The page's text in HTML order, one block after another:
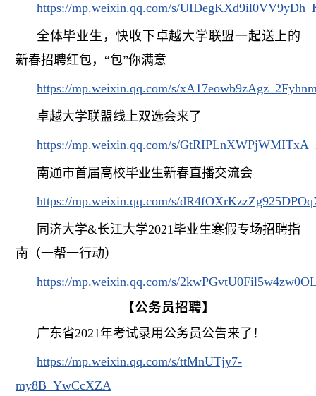
https://mp.weixin.qq.com/s/
全体毕业生，快收下卓越大学联盟一起送上的
新春招聘红包，“包”你满意
https://mp.weixin.qq.com/s/
卓越大学联盟线上双选会来了
https://mp.weixin.qq.com/s/
南通市首届高校毕业生新春直播交流会
https://mp.weixin.qq.com/s/
同济大学&长江大学2021毕业生寒假专场招聘指
南（一帮一行动）
https://mp.weixin.qq.com/s/
【公务员招聘】
广东省2021年考试录用公务员公告来了！
https://mp.weixin.qq.com/s/ttMnUTjy7-
my8B_YwCcXZA